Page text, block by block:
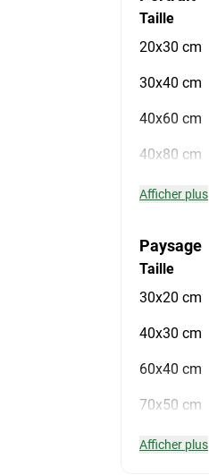
Taille
20x30 cm
30x40 cm
40x60 cm
40x80 cm
Afficher plus
Paysage
Taille
30x20 cm
40x30 cm
60x40 cm
70x50 cm
Afficher plus